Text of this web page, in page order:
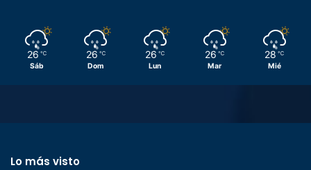
26 ℃
Sáb
26 ℃
Dom
26 ℃
Lun
26 ℃
Mar
28 ℃
Mié
Lo más visto